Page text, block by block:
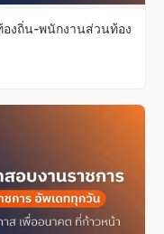
องถิ่น-พนักงานส่วนท้อง